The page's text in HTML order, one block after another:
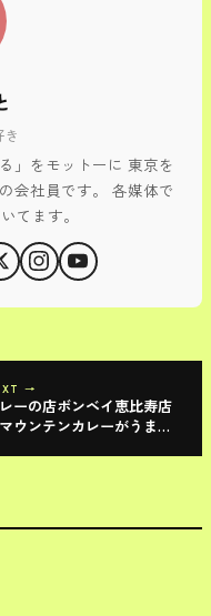
」をモットーに 東京を
会社員です。 各媒体で
てます。
→
ーの店ボンベイ恵比寿店
マウンテンカレーがうま